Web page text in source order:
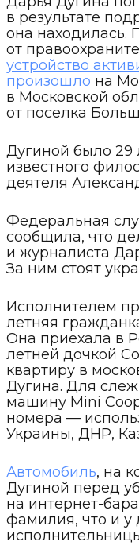
в результате
она находилась.
от
устройство
произошло на
в Московской
от поселка
Дугиной было 29
известного
деятеля
Федеральная
сообщила, что
и журналиста
За ним стоят
Исполнителем
летняя
Она приехала в
летней дочкой
квартиру в
Дугина. Для
машину Mini
номера —
Украины, ДНР,
Автомобиль, на
Дугиной перед
на интернет-
фамилия, что и у